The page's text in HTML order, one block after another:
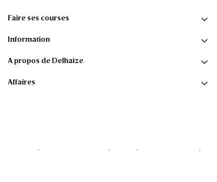
Faire ses courses
Information
A propos de Delhaize
Affaires